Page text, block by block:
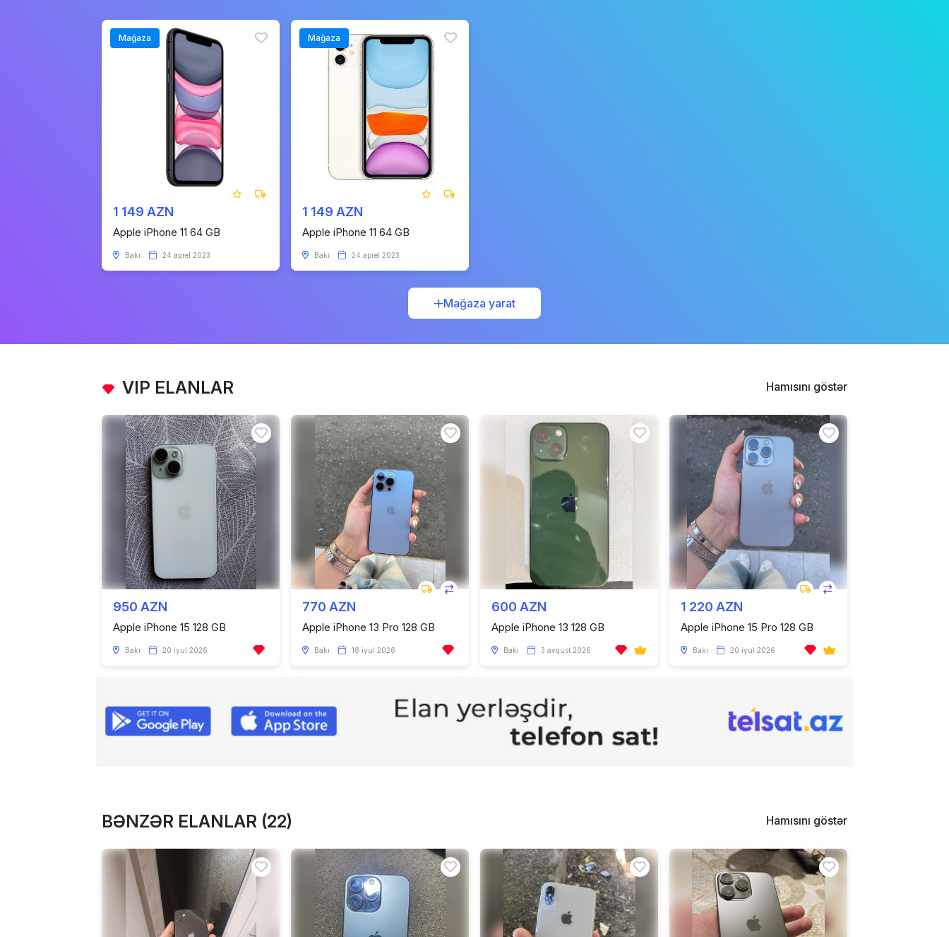
Mağaza
1 149 AZN
Apple iPhone 11 64 GB
Bakı 24 aprel 2023
Mağaza
1 149 AZN
Apple iPhone 11 64 GB
Bakı 24 aprel 2023
Mağaza yarat
VIP ELANLAR Hamısını göstər
950 AZN
Apple iPhone 15 128 GB
Bakı 20 iyul 2026
770 AZN
Apple iPhone 13 Pro 128 GB
Bakı 18 iyul 2026
600 AZN
Apple iPhone 13 128 GB
Bakı 3 avqust 2026
1 220 AZN
Apple iPhone 15 Pro 128 GB
Bakı 20 iyul 2026
BƏNZƏR ELANLAR (22) Hamısını göstər